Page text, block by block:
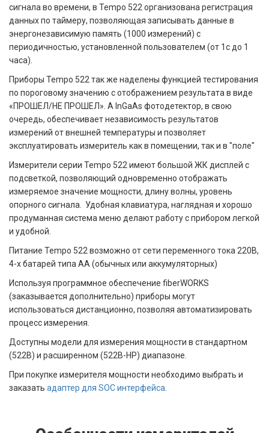
сигнала во времени, в Tempo 522 организована регистрация
данных по таймеру, позволяющая записывать данные в
энергонезависимую память (1000 измерений) с
периодичностью, установленной пользователем (от 1с до 1
часа).
Приборы Tempo 522 так же наделены функцией тестирования
по пороговому значению с отображением результата в виде
«ПРОШЕЛ/НЕ ПРОШЕЛ». А InGaAs фотодетектор, в свою
очередь, обеспечивает независимость результатов
измерений от внешней температуры и позволяет
эксплуатировать измеритель как в помещении, так и в "поле"
Измерители серии Tempo 522 имеют большой ЖК дисплей с
подсветкой, позволяющий одновременно отображать
измеряемое значение мощности, длину волны, уровень
опорного сигнала. Удобная клавиатура, наглядная и хорошо
продуманная система меню делают работу с прибором легкой
и удобной.
Питание Tempo 522 возможно от сети переменного тока 220В,
4-х батарей типа АА (обычных или аккумуляторных)
Используя программное обеспечение fiberWORKS
(заказывается дополнительно) приборы могут
использоваться дистанционно, позволяя автоматизировать
процесс измерения.
Доступны модели для измерения мощности в стандартном
(522B) и расширенном (522B-HP) диапазоне.
При покупке измерителя мощности необходимо выбрать и
заказать адаптер для SOC интерфейса